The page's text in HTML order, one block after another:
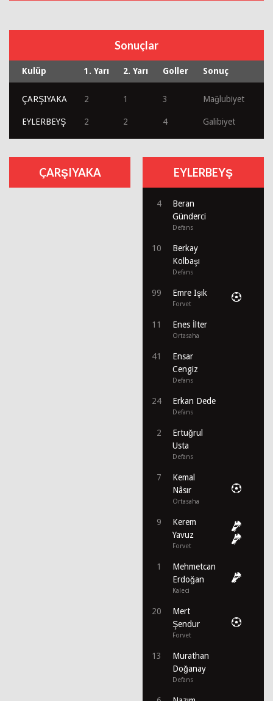
Sonuçlar
Kulüp 1. Yarı 2. Yarı Goller Sonuç
ÇARŞIYAKA 2 1 3 Mağlubiyet
EYLERBEYŞ 2 2 4 Galibiyet
ÇARŞIYAKA EYLERBEYŞ
4
Beran
Günderci
Defans
10
Berkay
Kolbaşı
Defans
99 Emre Işık
Forvet
11 Enes İlter
Ortasaha
41
Ensar
Cengiz
Defans
24 Erkan Dede
Defans
2
Ertuğrul
Usta
Defans
7
Kemal
Nâsır
Ortasaha
9
Kerem
Yavuz
Forvet
1
Mehmetcan
Erdoğan
Kaleci
20
Mert
Şendur
Forvet
13
Murathan
Doğanay
Defans